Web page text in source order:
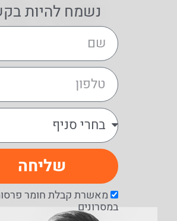
נשמח להיות
מאשרת קבלת חומר
במסרונים
שליחה